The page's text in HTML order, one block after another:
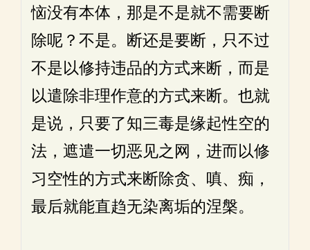
恼没有本体，那是不是就不需要断
除呢？不是。断还是要断，只不过
不是以修持违品的方式来断，而是
以遣除非理作意的方式来断。也就
是说，只要了知三毒是缘起性空的
法，遮遣一切恶见之网，进而以修
习空性的方式来断除贪、嗔、痴，
最后就能直趋无染离垢的涅槃。